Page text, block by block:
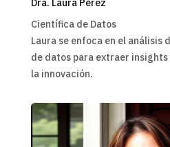
Dra. Laura Pérez
Científica de Datos
Laura se enfoca en el análisis
de datos para extraer insights
la innovación.